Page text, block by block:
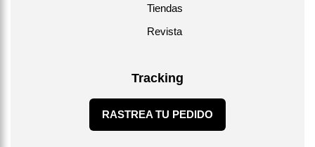
Tiendas
Revista
Tracking
RASTREA TU PEDIDO